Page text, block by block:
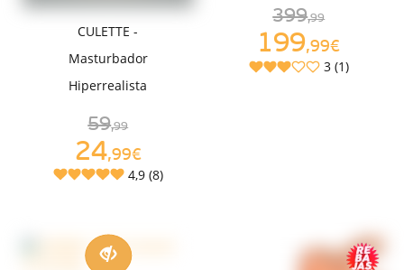
CULETTE -
Masturbador
Hiperrealista
59,99
24,99€
4,9 (8)
399,99
199,99€
3 (1)